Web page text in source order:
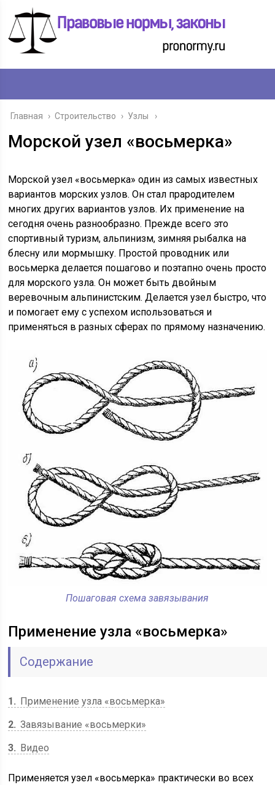
Главная › Строительство › Узлы
Морской узел «восьмерка»
Морской узел «восьмерка» один из самых известных
вариантов морских узлов. Он стал прародителем
многих других вариантов узлов. Их применение на
сегодня очень разнообразно. Прежде всего это
спортивный туризм, альпинизм, зимняя рыбалка на
блесну или мормышку. Простой проводник или
восьмерка делается пошагово и поэтапно очень просто
для морского узла. Он может быть двойным
веревочным альпинистским. Делается узел быстро, что
и помогает ему с успехом использоваться и
применяться в разных сферах по прямому назначению.
Пошаговая схема завязывания
Применение узла «восьмерка»
Содержание
1
Применение узла «восьмерка»
2 Завязывание «восьмерки»
3
Видео
Применяется узел «восьмерка» практически во всех